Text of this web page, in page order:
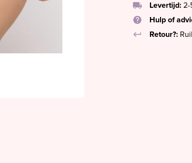
local_shipping Levertijd: 2-
help
Hulp of
keyboard_return
Retour?: